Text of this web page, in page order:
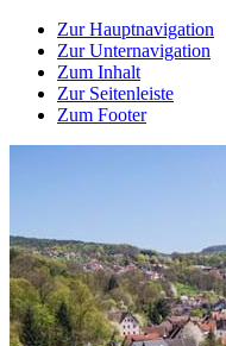
Zur Hauptnavigation
Zur Unternavigation
Zum Inhalt
Zur Seitenleiste
Zum Footer